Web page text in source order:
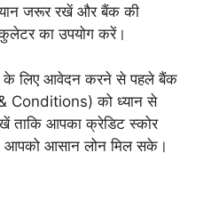
जरूर रखें और बैंक की
का उपयोग करें।
के लिए आवेदन करने से पहले बैंक
Conditions) को ध्यान से
ताकि आपका क्रेडिट स्कोर
आपको आसान लोन मिल सके।